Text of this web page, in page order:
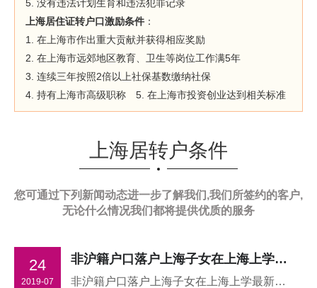
5. 没有违法计划生育和违法犯罪记录
上海居住证转户口激励条件 ：
1. 在上海市作出重大贡献并获得相应奖励
2. 在上海市远郊地区教育、卫生等岗位工作满5年
3. 连续三年按照2倍以上社保基数缴纳社保
4. 持有上海市高级职称
5. 在上海市投资创业达到相关标准
上海居转户条件
您可通过下列新闻动态进一步了解我们,我们所签约的客户,
无论什么情况我们都将提供优质的服务
24
2019-07
非沪籍户口落户上海子女在上海上学最新政策
非沪籍户口落户上海子女在上海上学最新政策。上海作为一线大城市教育资源是很好的，目前 2019年择校进入尾声，很多家长悬着已久的心终于放下，但另一边又有家长开始为2020的择校做准备 ！